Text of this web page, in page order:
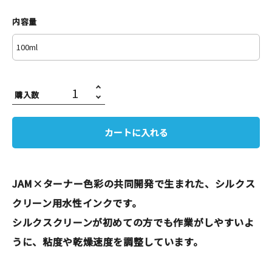
本
文房具
台湾グッズ
おすすめ特集
内容量
購入数
カートに入れる
JAM×ターナー色彩の共同開発で生まれた、シルクス
クリーン用水性インクです。
シルクスクリーンが初めての方でも作業がしやすいよ
うに、粘度や乾燥速度を調整しています。